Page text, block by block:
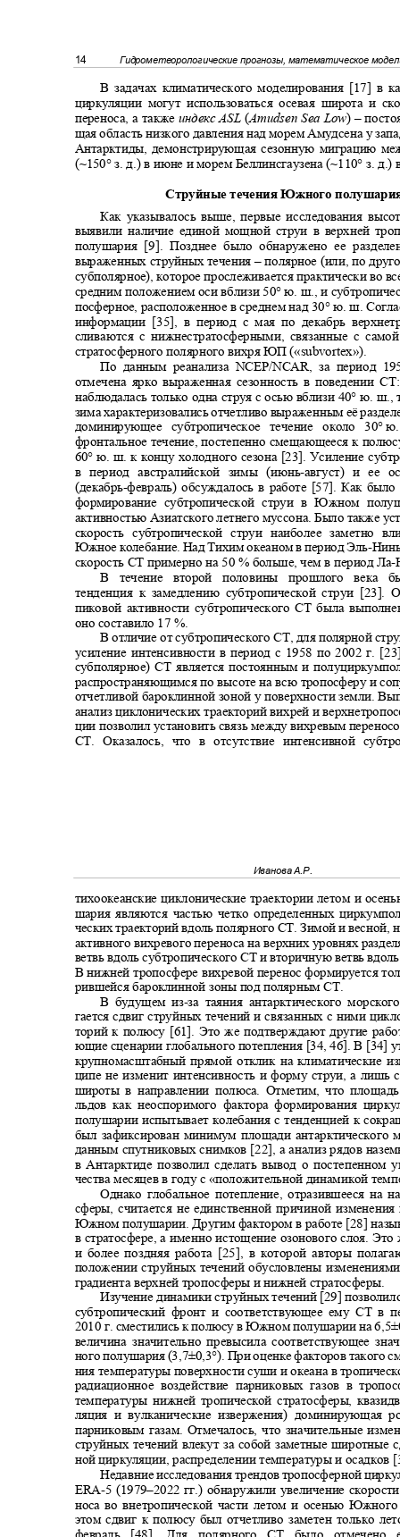
14 Гидрометеорологические прогнозы, математическое
В задачах климатического моделирования [17] в
циркуляции могут использоваться осевая широта и
переноса, а также индексASL(Amudsen Sea Low) –
щая область низкого давления над морем Амудсена у
Антарктиды, демонстрирующая сезонную миграцию
(~150°з. д.) в июне и морем Беллинсгаузена (~110° з. д.)
Струйные течения Южного
Как указывалось выше, первые исследования
выявили наличие единой мощной струи в верхней
полушария [9]. Позднее было обнаружено ее
выраженных струйных течения–полярное (или, по
субполярное), которое прослеживается практически во
средним положением оси вблизи 50° ю. ш. ,и
посферное, расположенное в среднем над 30° ю. ш.
информации [35], в период с мая по декабрь
сливаются с нижнестратосферными, связанные с
стратосферного полярного вихря ЮП («subvortex»).
По данным реанализаNCEP/NCAR , за период
отмечена ярко выраженная сезонность в поведении
наблюдалась только одна струя с осью вблизи 40° ю. ш.,
зима характеризовались отчетливо выраженным её
доминирующее субтропическое течение около 30°
фронтальное течение, постепенно смещающееся к
60° ю. ш. к концу холодного сезона [23]. Усиление
в период австралийской зимы (июнь-август) и ее
(декабрь-февраль) обсуждалось в работе [57]. Как
формирование субтропической струи в Южном
активностью Азиатского летнего муссона. Было также
скорость субтропической струи наиболее заметно
Южное колебание. Над Тихим океаном в период Эль-
скорость СТ примерно на 50 % больше, чем в период Ла-
В течение второй половины прошлого века
тенденция к замедлению субтропической струи
пиковой активности субтропического СТ была
оно составило 17 %.
В отличие от субтропического СТ, для полярной
усиление интенсивности в период с 1958 по 2002 г.
субполярное) СТ является постоянным и
распространяющимся по высоте на всю тропосферу и
отчетливой бароклинной зоной у поверхности земли.
анализ циклонических траекторий вихрей и
ции позволил установить связь между вихревым
СТ. Оказалось, что в отсутствие интенсивной
Иванова А.Р.
тихоокеанские циклонические траектории летом и
шария являются частью четко определенных
ческих траекторий вдоль полярного СТ. Зимой и весной,
активного вихревого переноса на верхних уровнях
ветвь вдоль субтропического СТ и вторичную ветвь
В нижней тропосфере вихревой перенос формируется
рившейся бароклинной зоны под полярным СТ.
В будущем из-за таяния антарктического
гается сдвиг струйных течений и связанных с ними
торий к полюсу [61]. Это же подтверждают другие
ющие сценарии глобального потепления [34, 46] .В [34]
крупномасштабный прямой отклик на климатические
ципе не изменит интенсивность и форму струи, а лишь
широты в направлении полюса. Отметим, что
льдов как неоспоримого фактора формирования
полушарии испытывает колебания с тенденцией к
был зафиксирован минимум площади антарктического
данным спутниковых снимков [22], а анализ рядов
в Антарктиде позволил сделать вывод о постепенном
чества месяцев в году с «положительной динамикой
Однако глобальное потепление, отразившееся на
сферы, считается не единственной причиной
Южном полушарии. Другим фактором в работе [28]
в стратосфере, а именно истощение озонового слоя.
и более поздняя работа [25], в которой авторы
положении струйных течений обусловлены
градиента верхней тропосферы и нижней стратосферы.
Изучение динамики струйных течений [29]
субтропический фронт и соответствующее ему СТ
2010 г. сместились к полюсу в Южном полушарии на
величина значительно превысила соответствующее
ного полушария (3,7±0,3°). При оценке факторов такого
ния температуры поверхности суши и океана в
радиационное воздействие парниковых газов в
температуры нижней тропической стратосферы,
ляция и вулканические извержения) доминирующая
парниковым газам. Отмечалось, что значительные
струйных течений влекут за собой заметные широтные
ной циркуляции, распределении температуры и
Недавние исследования трендов тропосферной
ERA-5 (1979‒2022 гг.) обнаружили увеличение
носа во внетропической части летом и осенью
этом сдвиг к полюсу был отчетливо заметен только
февраль [48]. Для полярного СТ было